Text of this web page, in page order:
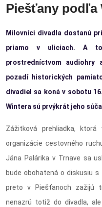
Piešťany podľa
Milovníci divadla dostanú
priamo v uliciach. A
prostredníctvom audiohry
pozadí historických
divadiel sa koná v sobotu
Wintera sú prvýkrát jeho
Zážitková prehliadka, ktorá
organizácie cestovného
Jána Palárika v Trnave sa
bude obohatená o diskusiu
preto v Piešťanoch zažijú
nenazrú totiž do divadla,